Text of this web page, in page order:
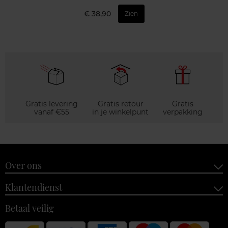
€ 38,90 Zien
Gratis levering
vanaf €55
Gratis retour
in je winkelpunt
Gratis
verpakking
Over ons
Klantendienst
Betaal veilig